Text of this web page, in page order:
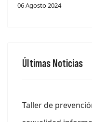
06 Agosto 2024
Últimas Noticias
Taller de